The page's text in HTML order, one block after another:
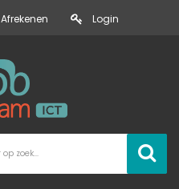
Afrekenen Login